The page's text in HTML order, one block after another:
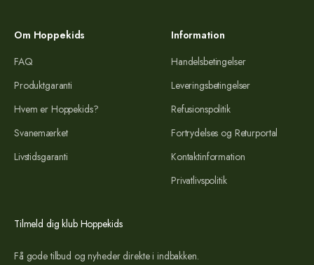
Om Hoppekids
FAQ
Produktgaranti
Hvem er Hoppekids?
Svanemærket
Livstidsgaranti
Information
Handelsbetingelser
Leveringsbetingelser
Refusionspolitik
Fortrydelses og Returportal
Kontaktinformation
Privatlivspolitik
Tilmeld dig klub Hoppekids
Få gode tilbud og nyheder direkte i indbakken.